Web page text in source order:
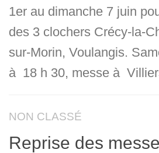
1er au dimanche 7 juin
des 3 clochers Crécy-la-
sur-Morin, Voulangis.
à 18 h 30, messe à
NON CLASSÉ
Reprise des